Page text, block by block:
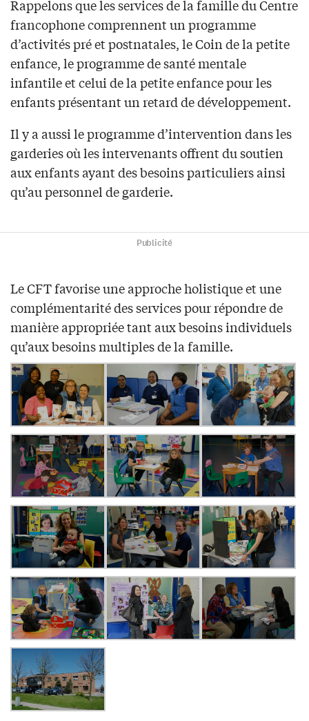
Rappelons que les services de la famille du Centre
francophone comprennent un programme
d’activités pré et postnatales, le Coin de la petite
enfance, le programme de santé mentale
infantile et celui de la petite enfance pour les
enfants présentant un retard de développement.
Il y a aussi le programme d’intervention dans les
garderies où les intervenants offrent du soutien
aux enfants ayant des besoins particuliers ainsi
qu’au personnel de garderie.
Publicité
Le CFT favorise une approche holistique et une
complémentarité des services pour répondre de
manière appropriée tant aux besoins individuels
qu’aux besoins multiples de la famille.